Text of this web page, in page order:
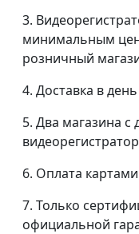
3.
минимальным
розничный
4. Доставка в
5. Два магазина
6. Оплата
7. Только
официальной